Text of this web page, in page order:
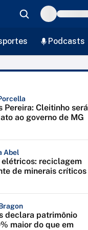
Podcasts
Pereira: Cleitinho será
ao governo de MG
Abel
elétricos: reciclagem
de minerais críticos
declara patrimônio
maior do que em